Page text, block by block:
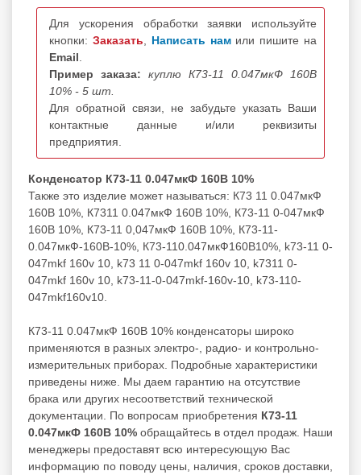
Для ускорения обработки заявки используйте
кнопки: Заказать Написать нам или пишите на
Email
Пример заказа:
куплю К73-11 0.047мкФ 160В
10% - 5 шт.
Для обратной связи, не забудьте указать Ваши
контактные данные и/или реквизиты
предприятия.
Конденсатор К73-11 0.047мкФ 160В 10%
Также это изделие может называться: К73 11 0.047мкФ
160В 10%, К7311 0.047мкФ 160В 10%, К73-11 0-047мкФ
160В 10%, К73-11 0,047мкФ 160В 10%, К73-11-
0.047мкФ-160В-10%, К73-110.047мкФ160В10%, k73-11 0-
047mkf 160v 10, k73 11 0-047mkf 160v 10, k7311 0-
047mkf 160v 10, k73-11-0-047mkf-160v-10, k73-110-
047mkf160v10.
К73-11 0.047мкФ 160В 10% конденсаторы широко
применяются в разных электро-, радио- и контрольно-
измерительных приборах. Подробные характеристики
приведены ниже. Мы даем гарантию на отсутствие
брака или других несоответствий технической
документации. По вопросам приобретения К73-11
0.047мкФ 160В 10% обращайтесь в отдел продаж. Наши
менеджеры предоставят всю интересующую Вас
информацию по поводу цены, наличия, сроков доставки,